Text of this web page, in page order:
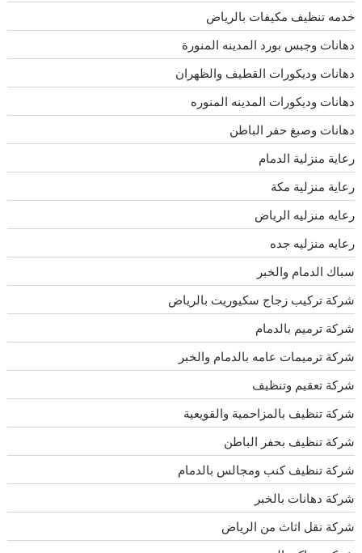
خدمه تنظيف مكيفات بالرياض
دهانات وجبس بورد المدينه المنورة
دهانات وديكورات القطيف والظهران
دهانات وديكورات المدينه المنوره
دهانات وصبغ حفر الباطن
رعاية منزلية الدمام
رعاية منزلية مكة
رعايه منزليه الرياض
رعايه منزليه جده
سباك الدمام والخبر
شركة تركيب زجاج سكيوريت بالرياض
شركة ترميم بالدمام
شركة ترميمات عامه بالدمام والخبر
شركة تعقيم وتنظيف
شركة تنظيف بالمزاحمية والقويعية
شركة تنظيف بحفر الباطن
شركة تنظيف كنب ومجالس بالدمام
شركة دهانات بالخبر
شركة نقل اثاث من الرياض